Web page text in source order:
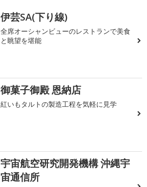
伊芸SA(下り線)
全席オーシャンビューのレストランで美食
と眺望を堪能
御菓子御殿 恩納店
紅いもタルトの製造工程を気軽に見学
宇宙航空研究開発機構 沖縄宇
宙通信所